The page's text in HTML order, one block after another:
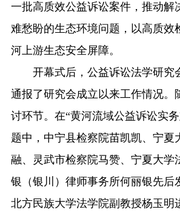
一批高质效公益诉讼案件，推动解
难愁盼的生态环境问题，以高质效
河上游生态安全屏障。
开幕式后，公益诉讼法学研究
通报了研究会成立以来工作情况。
讨环节。在“黄河流域公益诉讼实
题中，中宁县检察院苗凯凯、宁夏
融、灵武市检察院马赞、宁夏大学
银（银川）律师事务所何丽银先后
北方民族大学法学院副教授杨玉明